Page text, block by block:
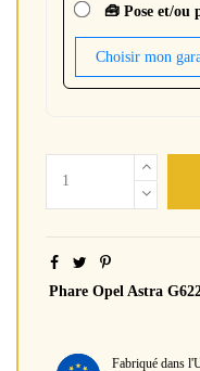
🧰 Pose et/ou
Choisir mon
Phare Opel Astra
Fabriqué dans